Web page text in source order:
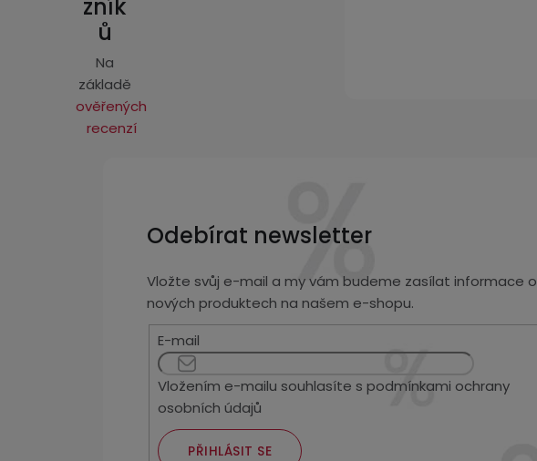
zník
ů
Na
základě
ověřených
recenzí
Odebírat newsletter
Vložte svůj e-mail a my vám budeme zasílat informace o
nových produktech na našem e-shopu.
E-mail
Vložením e-mailu souhlasíte spodmínkami ochrany
osobních údajů
PŘIHLÁSIT SE